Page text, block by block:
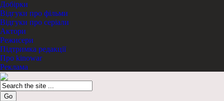
Добірки
Відгуки про фільми
Відгуки про серіали
Актори
Режисери
Підтримка редакції
Про kinowar
Реклама
Go